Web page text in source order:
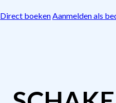
Direct boekenAanmelden als